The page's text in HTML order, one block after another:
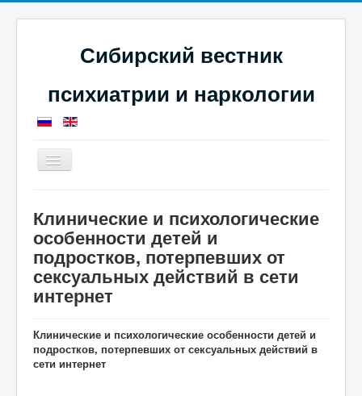
Сибирский вестник
психиатрии и наркологии
Toggle
Navigation
Журнал за 2026 год
Статьи за 2026 год
Клинические и психологические особенности детей и
подростков, потерпевших от сексуальных действий в
сети интернет
Клинические и психологические
особенности детей и
подростков, потерпевших от
сексуальных действий в сети
интернет
Клинические и психологические особенности детей и
подростков, потерпевших от сексуальных действий в
сети интернет